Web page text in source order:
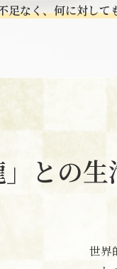
足なく、何に対し
」との
世界